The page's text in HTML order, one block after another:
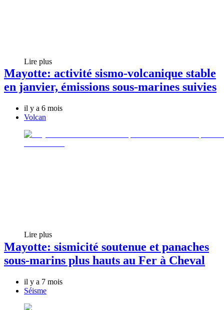
Lire plus
Mayotte: activité sismo-volcanique stable
en janvier, émissions sous-marines suivies
il y a 6 mois
Volcan
Lire plus
Mayotte: sismicité soutenue et panaches
sous-marins plus hauts au Fer à Cheval
il y a 7 mois
Séisme